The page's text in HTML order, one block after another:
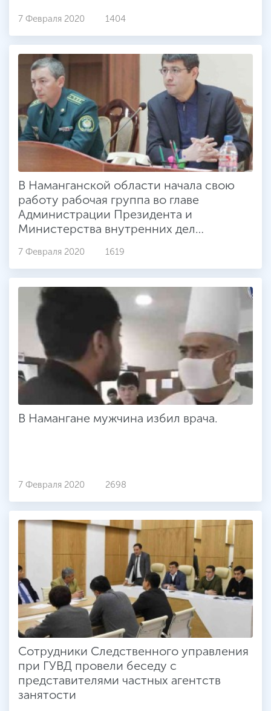
7 Февраля 2020 1404
В Наманганской области начала свою
работу рабочая группа во главе
Администрации Президента и
Министерства внутренних дел
7 Февраля 2020 1619
В Намангане мужчина избил врача.
7 Февраля 2020 2698
Сотрудники Следственного управления
при ГУВД провели беседу с
представителями частных агентств
занятости